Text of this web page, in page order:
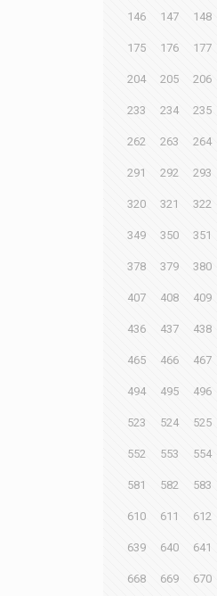
146 147 148
175 176 177
204 205 206
233 234 235
262 263 264
291 292 293
320 321 322
349 350 351
378 379 380
407 408 409
436 437 438
465 466 467
494 495 496
523 524 525
552 553 554
581 582 583
610 611 612
639 640 641
668 669 670